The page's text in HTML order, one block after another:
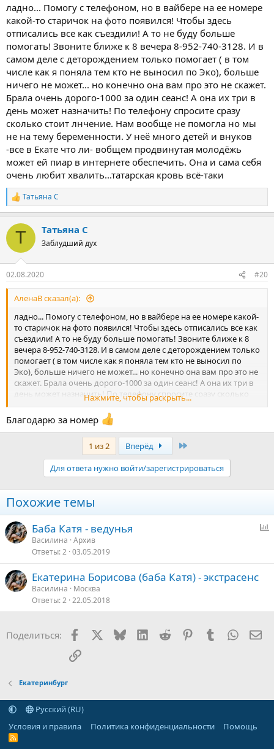
ладно... Помогу с телефоном, но в вайбере на ее номере
какой-то старичок на фото появился! Чтобы здесь
отписались все как съездили! А то не буду больше
помогать! Звоните ближе к 8 вечера 8-952-740-3128. И в
самом деле с деторождением только помогает ( в том
числе как я поняла тем кто не выносил по Эко), больше
ничего не может... но конечно она вам про это не скажет.
Брала очень дорого-1000 за один сеанс! А она их три в
день может назначить! По телефону спросите сразу
сколько стоит лнчение. Нам вообще не помогла но мы
не на тему беременности. У неё много детей и внуков
-все в Екате что ли- вобщем продвинутая молодёжь
может ей пиар в интернете обеспечить. Она и сама себя
очень любит хвалить...татарская кровь всё-таки
Р
е
к
и
Татьяна С
Т Татьяна С
Заблудший дух
02.08.2020 #20
АленаВ сказал(а):
ладно... Помогу с телефоном, но в вайбере на ее номере какой-
то старичок на фото появился! Чтобы здесь отписались все как
съездили! А то не буду больше помогать! Звоните ближе к 8
вечера 8-952-740-3128. И в самом деле с деторождением только
помогает ( в том числе как я поняла тем кто не выносил по
Эко), больше ничего не может... но конечно она вам про это не
скажет. Брала очень дорого-1000 за один сеанс! А она их три в
день может назначить! По телефону спросите сразу сколько
стоит лнчение. Нам вообще не помогла но мы не на тему
беременности. У неё много детей и внуков -все в Екате что ли-
вобщем продвинутая молодёжь может ей пиар в интернете
обеспечить. Она и сама себя очень любит хвалить...татарская
Нажмите, чтобы раскрыть...
Благодарю за номер
1 из 2 Вперёд
Для ответа нужно войти/зарегистрироваться
Похожие темы
о
Баба Катя - ведунья
Василина Архив
Ответы 2 03.05.2019
Екатерина Борисова (баба Катя) - экстрасенс
Василина
Москва
Ответы 2 22.05.2018
Поделиться: Facebook BlueskyLinkedIn
Reddit PinterestTumblr
Ссылка
Екатеринбург
Русский (RU)
Условия и правила
Политика конфиденциальности Помощь
R